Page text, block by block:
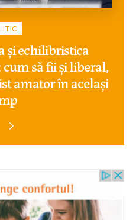
echilibristica
să fii și liberal,
amator în același